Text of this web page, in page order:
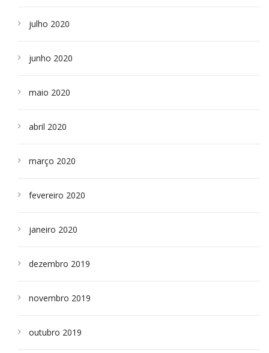
julho 2020
junho 2020
maio 2020
abril 2020
março 2020
fevereiro 2020
janeiro 2020
dezembro 2019
novembro 2019
outubro 2019